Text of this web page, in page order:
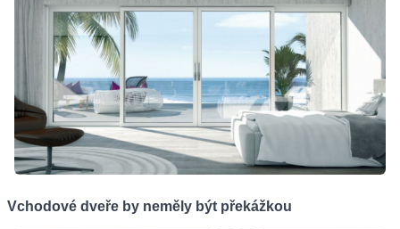
Vchodové dveře by neměly být překážkou